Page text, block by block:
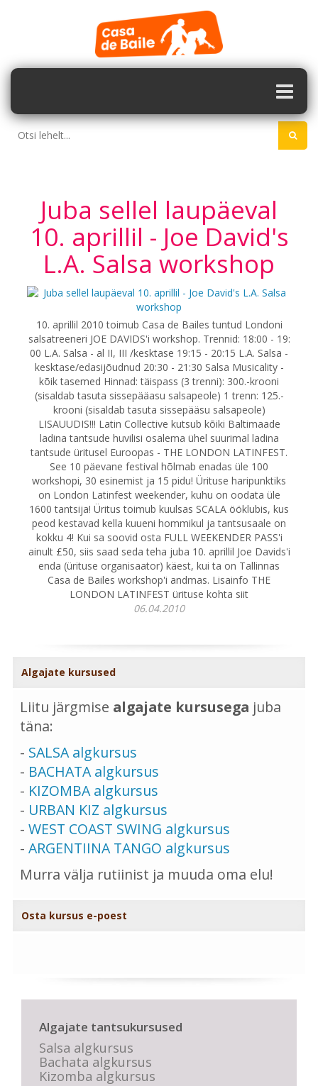
Juba sellel laupäeval
10. aprillil - Joe David's
L.A. Salsa workshop
10. aprillil 2010 toimub Casa de Bailes tuntud Londoni
salsatreeneri JOE DAVIDS'i workshop. Trennid: 18:00 - 19:
00 L.A. Salsa - al II, III /kesktase 19:15 - 20:15 L.A. Salsa -
kesktase/edasijõudnud 20:30 - 21:30 Salsa Musicality -
kõik tasemed Hinnad: täispass (3 trenni): 300.-krooni
(sisaldab tasuta sissepääasu salsapeole) 1 trenn: 125.-
krooni (sisaldab tasuta sissepääsu salsapeole)
LISAUUDIS!!! Latin Collective kutsub kõiki Baltimaade
ladina tantsude huvilisi osalema ühel suurimal ladina
tantsude üritusel Euroopas - THE LONDON LATINFEST.
See 10 päevane festival hõlmab enadas üle 100
workshopi, 30 esinemist ja 15 pidu! Ürituse haripunktiks
on London Latinfest weekender, kuhu on oodata üle
1600 tantsija! Üritus toimub kuulsas SCALA ööklubis, kus
peod kestavad kella kuueni hommikul ja tantsusaale on
kokku 4! Kui sa soovid osta FULL WEEKENDER PASS'i
ainult £50, siis saad seda teha juba 10. aprillil Joe Davids'i
enda (ürituse organisaator) käest, kui ta on Tallinnas
Casa de Bailes workshop'i andmas. Lisainfo THE
LONDON LATINFEST ürituse kohta siit
06.04.2010
Algajate kursused
Liitu järgmise algajate kursusega juba
täna:
- SALSA algkursus
- BACHATA algkursus
- KIZOMBA algkursus
- URBAN KIZ algkursus
- WEST COAST SWING algkursus
- ARGENTIINA TANGO algkursus
Murra välja rutiinist ja muuda oma elu!
Osta kursus e-poest
Algajate tantsukursused
Salsa algkursus
Bachata algkursus
Kizomba algkursus